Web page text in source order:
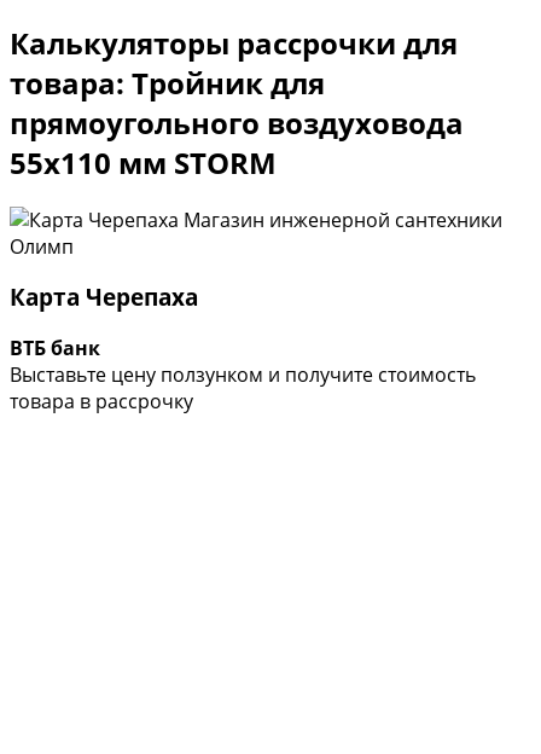
Калькуляторы рассрочки для
товара: Тройник для
прямоугольного воздуховода
55х110 мм STORM
Карта Черепаха
ВТБ банк
Выставьте цену ползунком и получите стоимость
товара в рассрочку